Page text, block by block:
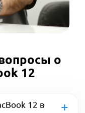
о
12
12 в